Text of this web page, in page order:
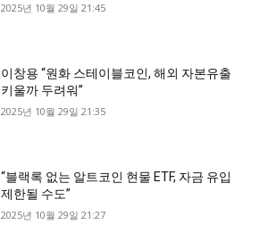
2025년 10월 29일 21:45
이창용 “원화 스테이블코인, 해외 자본유출
키울까 두려워”
2025년 10월 29일 21:35
“블랙록 없는 알트코인 현물 ETF, 자금 유입
제한될 수도”
2025년 10월 29일 21:27